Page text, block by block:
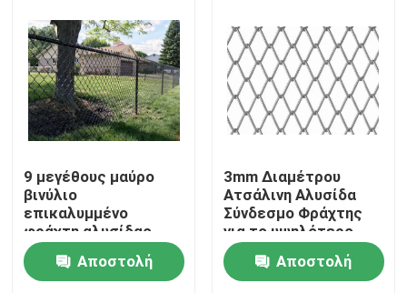
Σπίτι
Προϊόντα
9 μεγέθους μαύρο
βινύλιο
επικαλυμμένο
φράχτη αλυσίδας
σύνδεσης με καλή
εξωτερική ιδιότητα
προστασίας που
Αποστολή
3mm Διαμέτρου
Ατσάλινη Αλυσίδα
Σύνδεσμο Φράχτης
για το υψηλότερο
επίπεδο της
περιμετρικής
προστασίας
Αποστολή